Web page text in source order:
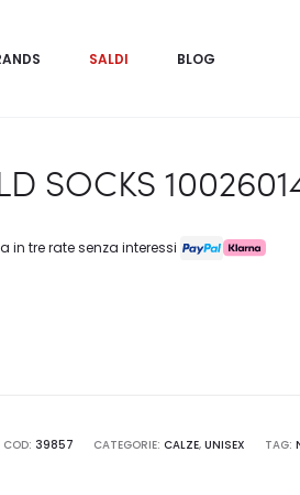
SALDI BLOG
SOCKS
in tre rate senza interessi
COD: 39857 CATEGORIE: CALZE, UNISEX TAG: